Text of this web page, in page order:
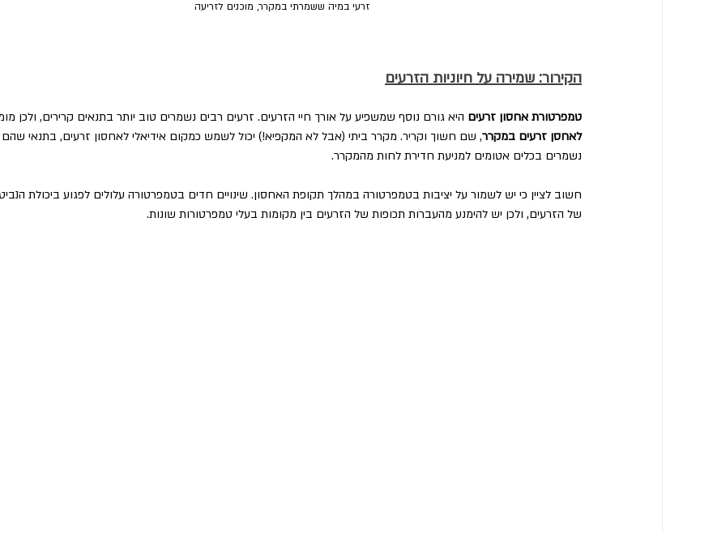
זרעי במיה ששמרתי במקרר, מוכנים לזריעה
הקירור: שמירה על חיוניות הזרעים
טמפרטורת אחסון זרעים היא גורם נוסף שמשפיע על אורך חיי הזרעים. זרעים רבים נשמרים טוב יותר בתנאים קרירים, ולכן
לאחסן זרעים במקרר, שם חשוך וקריר. מקרר ביתי (אבל לא המקפיא!) יכול לשמש כמקום אידיאלי לאחסון זרעים, בתנאי
נשמרים בכלים אטומים למניעת חדירת לחות מהמקרר.
חשוב לציין כי יש לשמור על יציבות בטמפרטורה במהלך תקופת האחסון. שינויים חדים בטמפרטורה עלולים לפגוע ביכולת
של הזרעים, ולכן יש להימנע מהעברות תכופות של הזרעים בין מקומות בעלי טמפרטורות שונות.